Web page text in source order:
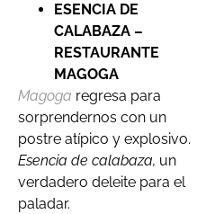
ESENCIA DE
CALABAZA –
RESTAURANTE
MAGOGA
Magoga regresa para
sorprendernos con un
postre atípico y explosivo.
Esencia de calabaza, un
verdadero deleite para el
paladar.